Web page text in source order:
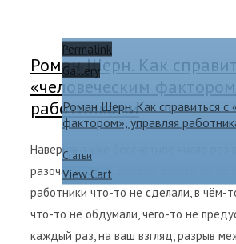
Permalink
Gallery
Роман Шерн. Как справиться с
фактором», управляя
Статьи
View Cart
Роман Шерн. Как
«человеческим
работниками
Наверняка уже бессчётное число раз
разочарование, досаду, злость из-за
работники что-то не сделали, в чём-
что-то не обдумали, чего-то не
каждый раз, на ваш взгляд, разрыв